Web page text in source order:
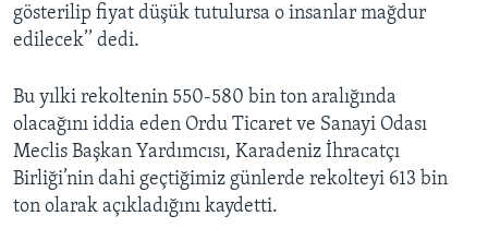
gösterilip fiyat düşük tutulursa o insanlar mağdur
edilecek’’ dedi.
Bu yılki rekoltenin 550-580 bin ton aralığında
olacağını iddia eden Ordu Ticaret ve Sanayi Odası
Meclis Başkan Yardımcısı, Karadeniz İhracatçı
Birliği’nin dahi geçtiğimiz günlerde rekolteyi 613 bin
ton olarak açıkladığını kaydetti.